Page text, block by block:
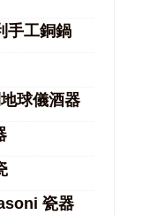
手工銅鍋
球儀酒器
瓷器